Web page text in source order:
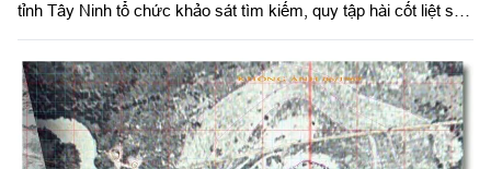
tỉnh Tây Ninh tổ chức khảo sát tìm kiếm, quy tập hài cốt liệt sĩ